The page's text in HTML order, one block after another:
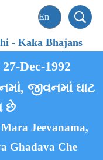
-Kaka Bhajans
Dec-1992
જીવનમાં ઘાટ
છે
Jeevanama,
Ghadava Che